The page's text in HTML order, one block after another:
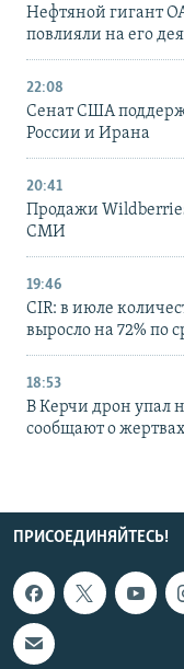
Нефтяной гигант
повлияли на его
22:08
Сенат США
России и Ирана
20:41
Продажи
СМИ
19:46
CIR: в июле
выросло на 72% по
18:53
В Керчи дрон упал
сообщают о жертвах
ПРИСОЕДИНЯЙТЕСЬ!